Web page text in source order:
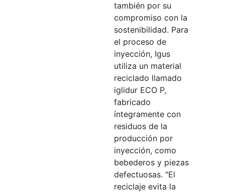
también por su
compromiso con la
sostenibilidad. Para
el proceso de
inyección, Igus
utiliza un material
reciclado llamado
iglidur ECO P,
fabricado
íntegramente con
residuos de la
producción por
inyección, como
bebederos y piezas
defectuosas. "El
reciclaje evita la